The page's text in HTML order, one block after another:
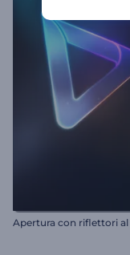
Apertura con riflettori al